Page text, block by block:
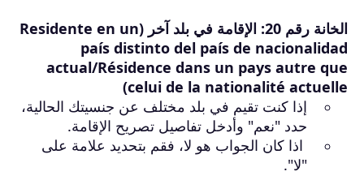
الخانة رقم 20: الإقامة في بلد آخر (Residente en un
país distinto del país de nacionalidad
actual/Résidence dans un pays autre que
celui de la nationalité actuelle)
إذا كنت تقيم في بلد مختلف عن جنسيتك الحالية،
حدد "نعم" وأدخل تفاصيل تصريح الإقامة.
اذا كان الجواب هو لا، فقم بتحديد علامة على
"لا"
.